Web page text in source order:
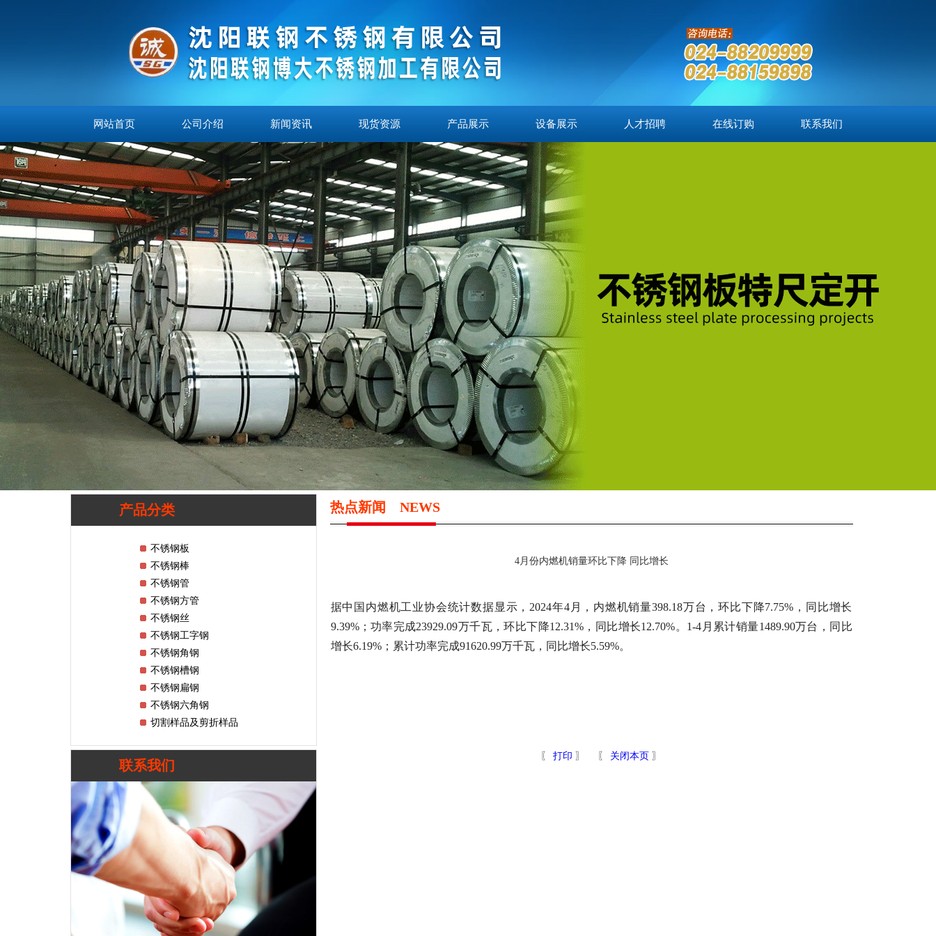
网站首页 公司介绍 新闻资讯 现货资源 产品展示 设备展示 人才招聘 在线订购 联系我们
产品分类
不锈钢板
不锈钢棒
不锈钢管
不锈钢方管
不锈钢丝
不锈钢工字钢
不锈钢角钢
不锈钢槽钢
不锈钢扁钢
不锈钢六角钢
切割样品及剪折样品
联系我们
热点新闻 NEWS
4月份内燃机销量环比下降 同比增长
据中国内燃机工业协会统计数据显示，2024年4月，内燃机销量398.18万台，环比下降7.75%，同比增长
9.39%；功率完成23929.09万千瓦，环比下降12.31%，同比增长12.70%。1-4月累计销量1489.90万台，同比
增长6.19%；累计功率完成91620.99万千瓦，同比增长5.59%。
〖 打印 〗 〖 关闭本页 〗